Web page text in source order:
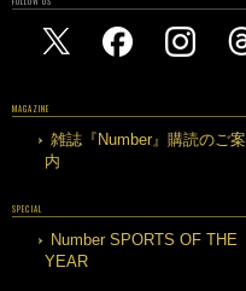
MAGAZINE
雑誌『Number』購読のご案
内
SPECIAL
Number SPORTS OF THE
YEAR